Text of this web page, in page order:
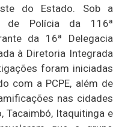
do Estado. Sob a
de Polícia da 116ª
da 16ª Delegacia
à Diretoria Integrada
foram iniciadas
com a PCPE, além de
nas cidades
Tacaimbó, Itaquitinga e